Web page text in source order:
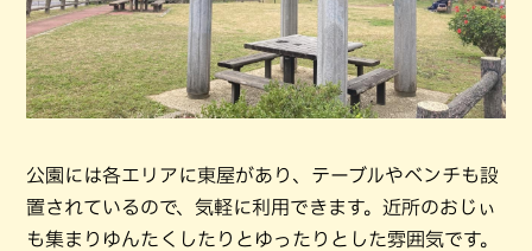
公園には各エリアに東屋があり、テーブルやベンチも設
置されているので、気軽に利用できます。近所のおじぃ
も集まりゆんたくしたりとゆったりとした雰囲気です。